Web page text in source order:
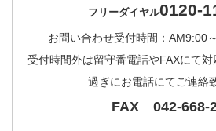
フリーダイヤル0120-
お問い合わせ受付時間：AM9:00
受付時間外は留守番電話やFAXにて
過ぎにお電話にてご連絡
FAX 042-668-